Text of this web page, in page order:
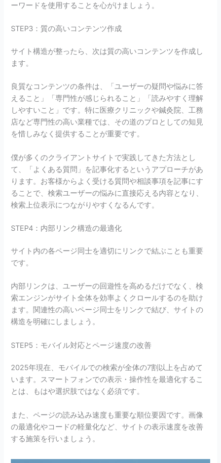
ーワードを使用することを心がけましょう。
STEP3：質の高いコンテンツ作成
サイト構造が整ったら、次は質の高いコンテンツを作成し
ます。
良質なコンテンツの条件は、「ユーザーの疑問や悩みに答
えること」「専門性が感じられること」「読みやすく理解
しやすいこと」です。特に医療クリニックや鍼灸院、工務
店など専門性の高い業種では、その道のプロとしての知見
を惜しみなく提供することが重要です。
僕が多くのクライアントサイトで実践してきた方法とし
て、「よくある質問」を記事化するというアプローチがあ
ります。お客様からよく受ける質問や相談事項を記事にす
ることで、検索ユーザーの悩みに直接応える内容となり、
検索上位表示につながりやすくなるんです。
STEP4：内部リンク構造の最適化
サイト内の各ページ同士を適切にリンクで結ぶことも重要
です。
内部リンクは、ユーザーの回遊性を高めるだけでなく、検
索エンジンがサイト全体を効率よくクロールするのを助け
ます。関連性の高いページ同士をリンクで結び、サイトの
構造を明確にしましょう。
STEP5：モバイル対応とページ速度の改善
2025年現在、モバイルでの検索が全体の7割以上を占めて
います。スマートフォンでの表示・操作性を最適化するこ
とは、もはや選択肢ではなく必須です。
また、ページの読み込み速度も重要な順位要因です。画像
の最適化やコードの軽量化など、サイトの表示速度を改善
する施策を行いましょう。